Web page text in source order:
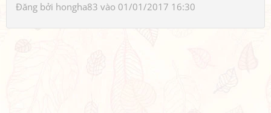
Đăng bởi hongha83 vào 01/01/2017 16:30